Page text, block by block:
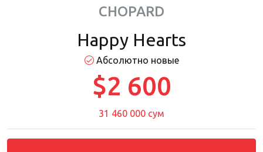
CHOPARD
Happy Hearts
Абсолютно новые
$2 600
31 460 000 сум